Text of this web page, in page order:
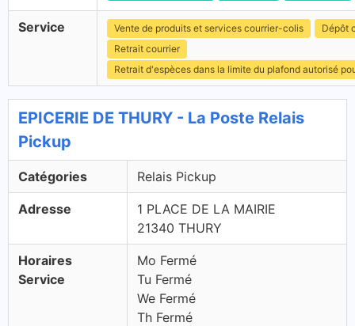
Service Vente de produits et services courrier-colis
Dépôt
Retrait courrier
Retrait d'espèces dans la limite du plafond autorisé
EPICERIE DE THURY - La Poste Relais
Pickup
Catégories Relais Pickup
Adresse
1 PLACE DE LA MAIRIE
21340 THURY
Horaires
Service
Mo Fermé
Tu Fermé
We Fermé
Th Fermé